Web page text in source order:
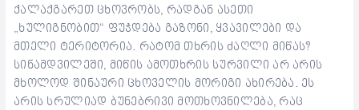
ქალაქგარეთ ცხოვრობს, რადგან ასეთი
„ხულიგნობით“ ფუჭდება გაზონი, ყვავილები და
მთელი ტერიტორია. რატომ თხრის ძაღლი მიწას?
სინამდვილეში, მიწის ამოთხრის სურვილი არ არის
მხოლოდ შინაური ცხოველის მორიგი ახირება. ეს
არის სრულიად ბუნებრივი მოთხოვნილება, რაც